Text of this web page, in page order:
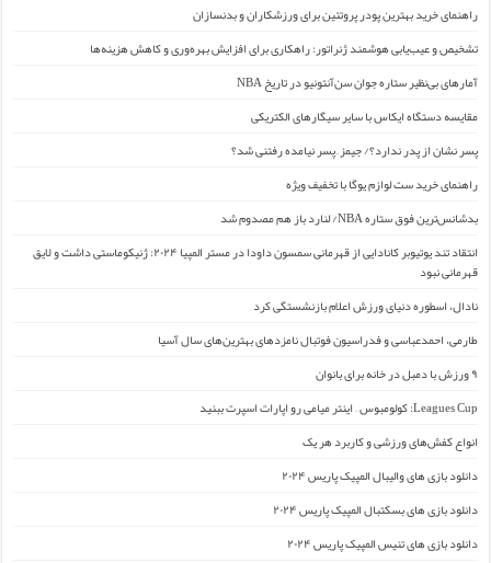
راهنمای خرید بهترین پودر پروتئین برای ورزشکاران و بدنسازان
تشخیص و عیب‌یابی هوشمند ژنراتور: راهکاری برای افزایش بهره‌وری و کاهش هزینه‌ها
آمارهای بی‌نظیر ستاره جوان سن‌آنتونیو در تاریخ NBA
مقایسه دستگاه ایکاس با سایر سیگارهای الکتریکی
پسر نشان از پدر ندارد؟/ جیمز ِ پسر نیامده رفتنی شد؟
راهنمای خرید ست لوازم یوگا با تخفیف ویژه
بدشانس‌ترین فوق ستاره NBA/ لنارد باز هم مصدوم شد
انتقاد تند یوتیوبر کانادایی از قهرمانی سمسون داودا در مستر المپیا ۲۰۲۴: ژنیکوماستی داشت و لایق
قهرمانی نبود
نادال، اسطوره دنیای ورزش اعلام بازنشستگی کرد
طارمی، احمدعباسی و فدراسیون فوتبال نامزدهای بهترین‌های سال آسیا
۹ ورزش با دمبل در خانه برای بانوان
Leagues Cup: کولومبوس – اینتر میامی رو اپارات اسپرت ببنید
انواع کفش‌های ورزشی و کاربرد هر یک
دانلود بازی های والیبال المپیک پاریس ۲۰۲۴
دانلود بازی های بسکتبال المپیک پاریس ۲۰۲۴
دانلود بازی های تنیس المپیک پاریس ۲۰۲۴